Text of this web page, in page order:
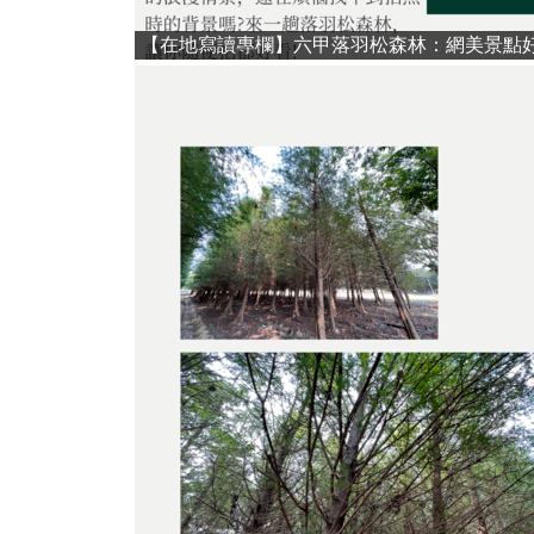
【在地寫讀專欄】六甲落羽松森林：網美景點